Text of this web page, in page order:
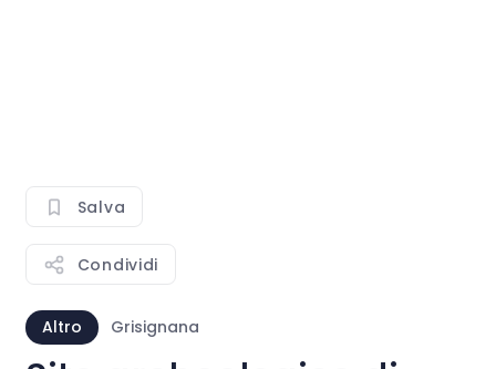
Salva
Condividi
Altro Grisignana